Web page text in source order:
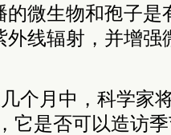
的微生物和孢子是
线辐射，并增强
个月中，科学家
它是否可以造访